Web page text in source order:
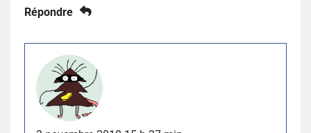
Répondre